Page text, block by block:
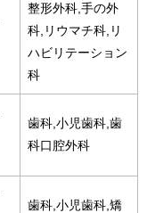
整形外科,手の外
科,リウマチ科,リ
ハビリテーション
科
歯科,小児歯科,歯
科口腔外科
歯科,小児歯科,矯